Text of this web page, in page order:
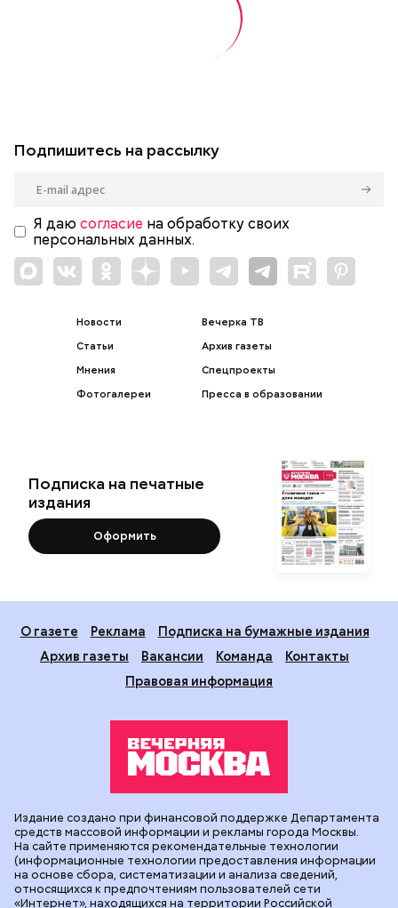
Подпишитесь на рассылку
Я даю согласие на обработку своих
персональных данных.
Новости
Статьи
Мнения
Фотогалереи
Вечерка ТВ
Архив газеты
Спецпроекты
Пресса в образовании
Подписка на печатные
издания
Оформить
О газете Реклама
Подписка на бумажные издания
Архив газеты
Вакансии Команда
Контакты
Правовая информация
Издание создано при финансовой поддержке Департамента
средств массовой информации и рекламы города Москвы.
На сайте применяются рекомендательные технологии
(информационные технологии предоставления информации
на основе сбора, систематизации и анализа сведений,
относящихся к предпочтениям пользователей сети
«Интернет», находящихся на территории Российской